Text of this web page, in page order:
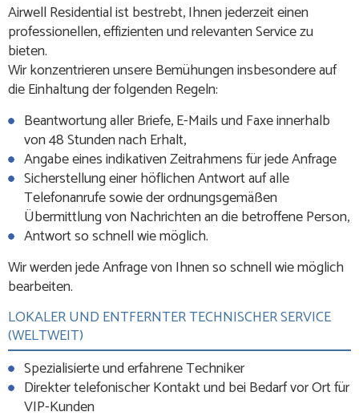
Airwell Residential ist bestrebt, Ihnen jederzeit einen
professionellen, effizienten und relevanten Service zu
bieten.
Wir konzentrieren unsere Bemühungen insbesondere auf
die Einhaltung der folgenden Regeln:
Beantwortung aller Briefe, E-Mails und Faxe innerhalb
von 48 Stunden nach Erhalt,
Angabe eines indikativen Zeitrahmens für jede Anfrage
Sicherstellung einer höflichen Antwort auf alle
Telefonanrufe sowie der ordnungsgemäßen
Übermittlung von Nachrichten an die betroffene Person,
Antwort so schnell wie möglich.
Wir werden jede Anfrage von Ihnen so schnell wie möglich
bearbeiten.
LOKALER UND ENTFERNTER TECHNISCHER SERVICE
(WELTWEIT)
Spezialisierte und erfahrene Techniker
Direkter telefonischer Kontakt und bei Bedarf vor Ort für
VIP-Kunden